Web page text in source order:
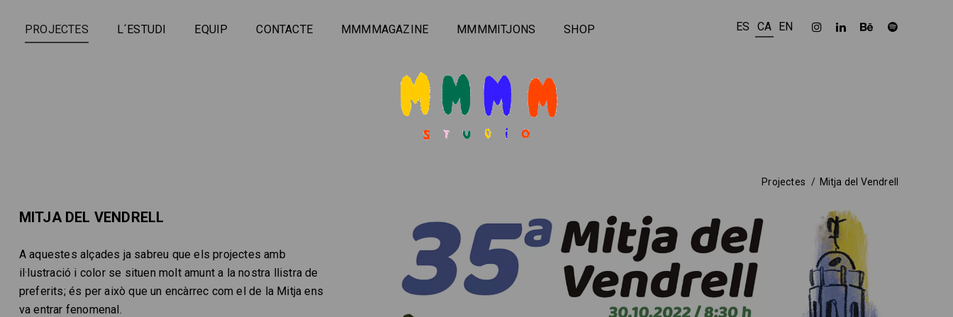
PROJECTES L´ESTUDI EQUIP CONTACTE MMMMAGAZINE MMMMITJONS SHOP ES CA EN
Projectes Mitja del Vendrell
MITJA DEL VENDRELL
A aquestes alçades ja sabreu que els projectes amb
il·lustració i color se situen molt amunt a la nostra llistra de
preferits; és per això que un encàrrec com el de la Mitja ens
va entrar fenomenal.